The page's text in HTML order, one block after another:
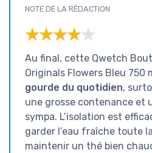
NOTE DE LA RÉDACTION
★★★★★
★★★★★
Au final, cette Qwetch
Originals Flowers Bleu 750
gourde du quotidien,
une grosse contenance et
sympa. L’isolation est
garder l’eau fraîche toute
maintenir un thé bien